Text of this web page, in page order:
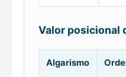
Valor posicional
Algarismo